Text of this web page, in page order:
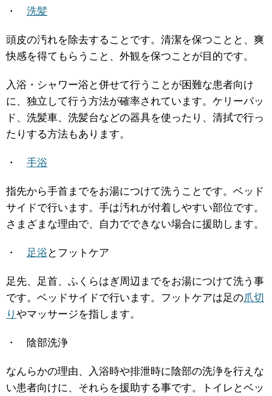
・ 洗髪
頭皮の汚れを除去することです。清潔を保つことと、爽
快感を得てもらうこと、外観を保つことが目的です。
入浴・シャワー浴と併せて行うことが困難な患者向け
に、独立して行う方法が確率されています。ケリーパッ
ド、洗髪車、洗髪台などの器具を使ったり、清拭で行っ
たりする方法もあります。
・ 手浴
指先から手首までをお湯につけて洗うことです。ベッド
サイドで行います。手は汚れが付着しやすい部位です。
さまざまな理由で、自力でできない場合に援助します。
・ 足浴 とフットケア
足先、足首、ふくらはぎ周辺までをお湯につけて洗う事
です。ベッドサイドで行います。フットケアは足の爪切
り やマッサージを指します。
・ 陰部洗浄
なんらかの理由、入浴時や排泄時に陰部の洗浄を行えな
い患者向けに、それらを援助する事です。トイレとベッ